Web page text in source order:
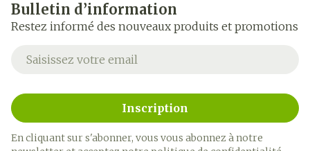
Bulletin d’information
Restez informé des nouveaux produits et promotions
Adresse mail
Inscription
En cliquant sur s'abonner, vous vous abonnez à notre